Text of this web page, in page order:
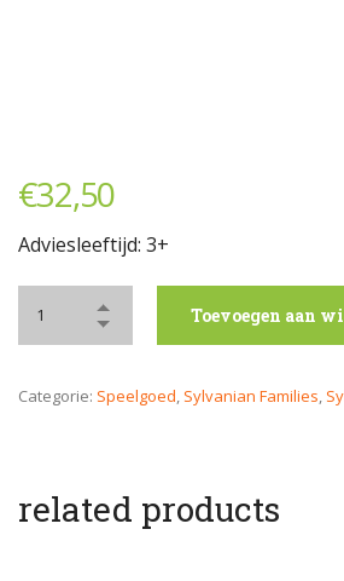
€32,50
Adviesleeftijd: 3+
Toevoegen aan
Categorie: Speelgoed, Sylvanian Families,
related products